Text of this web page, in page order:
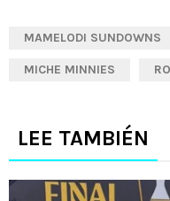
MAMELODI SUNDOWNS
MICHE MINNIES
LEE TAMBIÉN